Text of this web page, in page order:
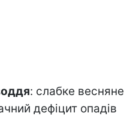
: слабке весняне
дефіцит опадів